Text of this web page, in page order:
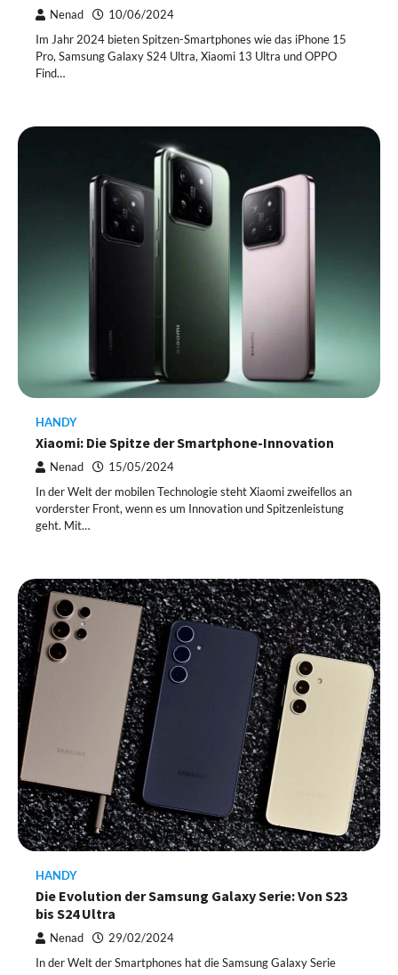
Nenad 10/06/2024
Im Jahr 2024 bieten Spitzen-Smartphones wie das iPhone 15
Pro, Samsung Galaxy S24 Ultra, Xiaomi 13 Ultra und OPPO
Find…
HANDY
Xiaomi: Die Spitze der Smartphone-Innovation
Nenad 15/05/2024
In der Welt der mobilen Technologie steht Xiaomi zweifellos an
vorderster Front, wenn es um Innovation und Spitzenleistung
geht. Mit…
HANDY
Die Evolution der Samsung Galaxy Serie: Von S23
bis S24 Ultra
Nenad 29/02/2024
In der Welt der Smartphones hat die Samsung Galaxy Serie